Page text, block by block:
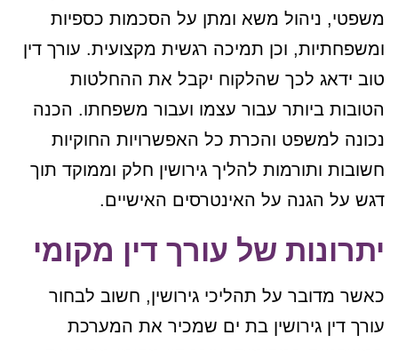
משפטי, ניהול משא ומתן על הסכמות כספיות
ומשפחתיות, וכן תמיכה רגשית מקצועית. עורך דין
טוב ידאג לכך שהלקוח יקבל את ההחלטות
הטובות ביותר עבור עצמו ועבור משפחתו. הכנה
נכונה למשפט והכרת כל האפשרויות החוקיות
חשובות ותורמות להליך גירושין חלק וממוקד תוך
דגש על הגנה על האינטרסים האישיים.
יתרונות של עורך דין מקומי
כאשר מדובר על תהליכי גירושין, חשוב לבחור
עורך דין גירושין בת ים שמכיר את המערכת